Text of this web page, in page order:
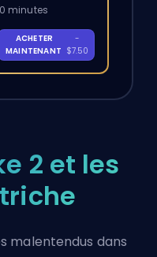
minutes
ACHETER
MAINTENANT
-
$7.50
2 et les
malentendus dans